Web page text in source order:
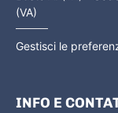
(VA)
Gestisci le
INFO E